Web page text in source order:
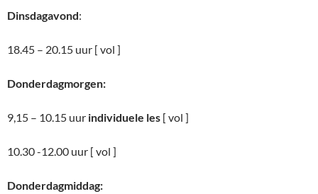
Dinsdagavond:
18.45 – 20.15 uur [ vol ]
Donderdagmorgen:
9,15 – 10.15 uur individuele les [ vol ]
10.30 -12.00 uur [ vol ]
Donderdagmiddag: